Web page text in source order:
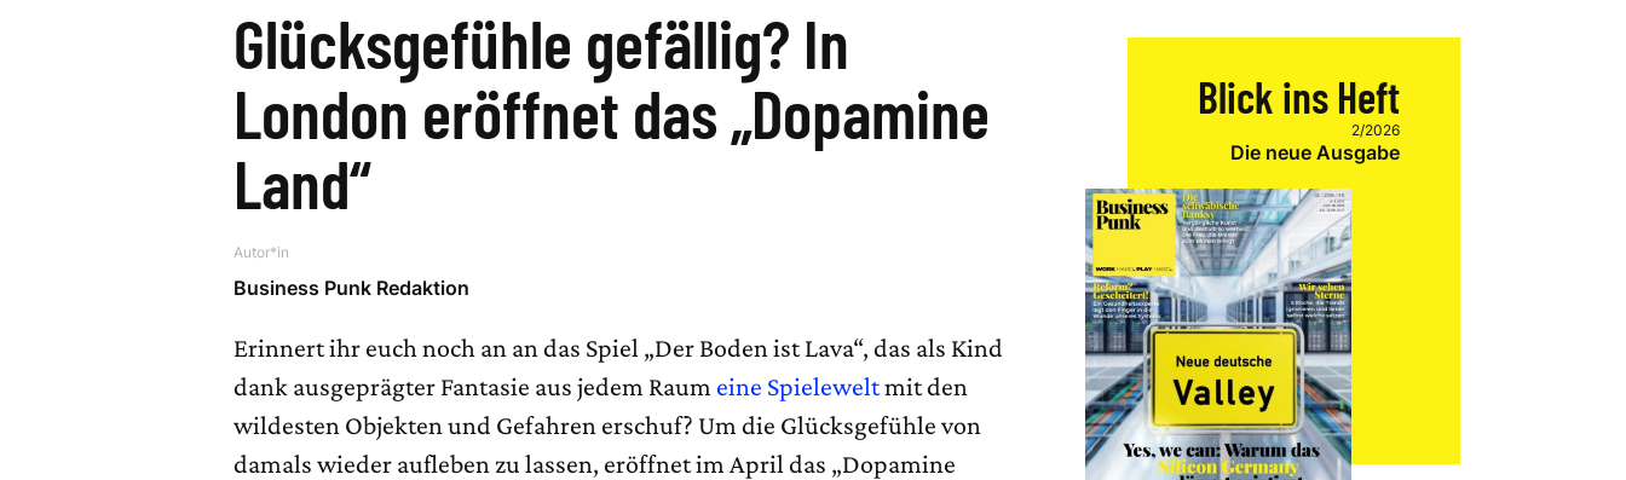
Glücksgefühle gefällig? In
London eröffnet das „Dopamine
Land“
Autor*in
Business Punk Redaktion
Erinnert ihr euch noch an an das Spiel „Der Boden ist Lava“, das als Kind
dank ausgeprägter Fantasie aus jedem Raum eine Spieleweltmit den
wildesten Objekten und Gefahren erschuf? Um die Glücksgefühle von
damals wieder aufleben zu lassen, eröffnet im April das „Dopamine
Blick ins Heft
2/2026
Die neue Ausgabe